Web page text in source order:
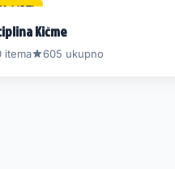
LISTI
Kičme
itema 605 ukupno